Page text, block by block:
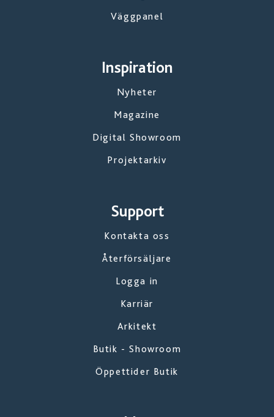
Väggpanel
Inspiration
Nyheter
Magazine
Digital Showroom
Projektarkiv
Support
Kontakta oss
Återförsäljare
Logga in
Karriär
Arkitekt
Butik - Showroom
Öppettider Butik